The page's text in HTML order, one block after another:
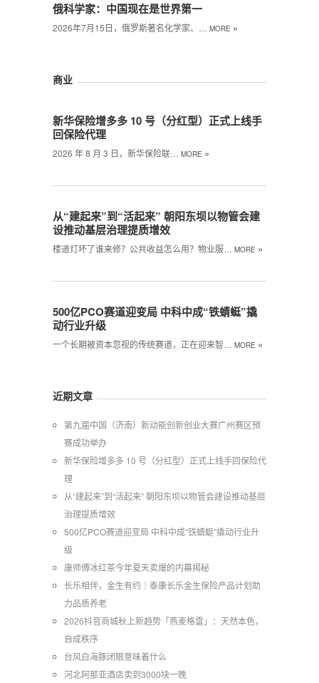
俄科学家：中国现在是世界第一
2026年7月15日，俄罗斯著名化学家、… MORE »
商业
新华保险增多多 10 号（分红型）正式上线手
回保险代理
2026 年 8 月 3 日，新华保险联… MORE »
从“建起来”到“活起来” 朝阳东坝以物管会建
设推动基层治理提质增效
楼道灯坏了谁来修？公共收益怎么用？物业服… MORE »
500亿PCO赛道迎变局 中科中成“铁蜻蜓”撬
动行业升级
一个长期被资本忽视的传统赛道，正在迎来智… MORE »
近期文章
第九届中国（济南）新动能创新创业大赛广州赛区预
赛成功举办
新华保险增多多 10 号（分红型）正式上线手回保险代
理
从“建起来”到“活起来” 朝阳东坝以物管会建设推动基层
治理提质增效
500亿PCO赛道迎变局 中科中成“铁蜻蜓”撬动行业升
级
康师傅冰红茶今年夏天卖爆的内幕揭秘
长乐相伴，金生有约｜泰康长乐金生保险产品计划助
力品质养老
2026抖音商城秋上新趋势「燕麦格雷」：天然本色，
自成秩序
台风白海豚闭眼意味着什么
河北阿那亚酒店卖到3000块一晚